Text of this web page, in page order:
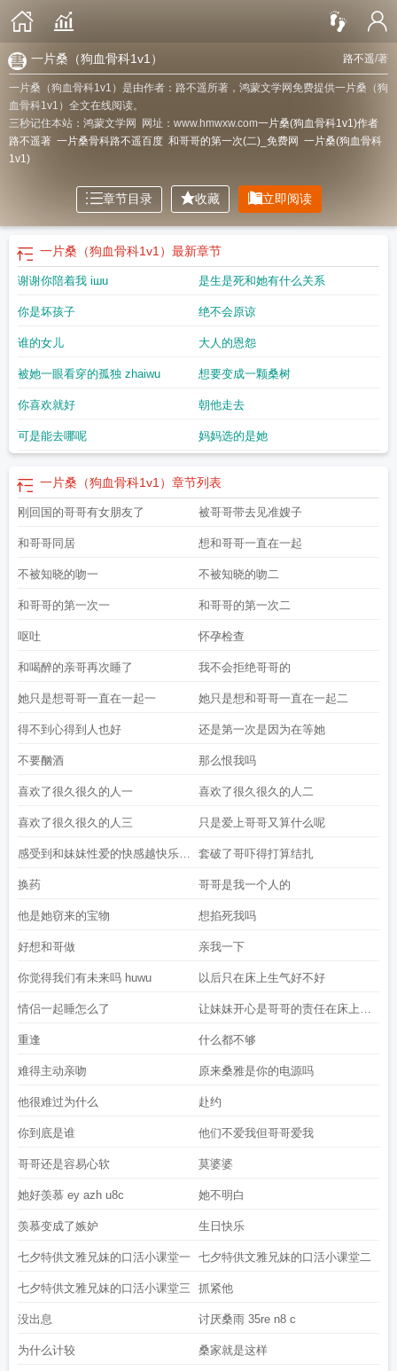
路不遥/著
一片桑（狗血骨科1v1）
一片桑（狗血骨科1v1）是由作者：路不遥所著，鸿蒙文学网免费提供一片桑（狗
血骨科1v1）全文在线阅读。
三秒记住本站：鸿蒙文学网 网址：www.hmwxw.com一片桑(狗血骨科1v1)作者
路不遥著 一片桑骨科路不遥百度 和哥哥的第一次(二)_免费网 一片桑(狗血骨科
1v1)
章节目录 收藏 立即阅读
一片桑（狗血骨科1v1） 最新章节
谢谢你陪着我 iшu 是生是死和她有什么关系
你是坏孩子 绝不会原谅
谁的女儿 大人的恩怨
被她一眼看穿的孤独 zhaiwu 想要变成一颗桑树
你喜欢就好 朝他走去
可是能去哪呢 妈妈选的是她
一片桑（狗血骨科1v1） 章节列表
刚回国的哥哥有女朋友了 被哥哥带去见准嫂子
和哥哥同居 想和哥哥一直在一起
不被知晓的吻一 不被知晓的吻二
和哥哥的第一次一 和哥哥的第一次二
呕吐 怀孕检查
和喝醉的亲哥再次睡了 我不会拒绝哥哥的
她只是想哥哥一直在一起一 她只是想和哥哥一直在一起二
得不到心得到人也好 还是第一次是因为在等她
不要酗酒 那么恨我吗
喜欢了很久很久的人一 喜欢了很久很久的人二
喜欢了很久很久的人三 只是爱上哥哥又算什么呢
感受到和妹妹性爱的快感越快乐越
痛苦
套破了哥吓得打算结扎
换药 哥哥是我一个人的
他是她窃来的宝物 想掐死我吗
好想和哥做 亲我一下
你觉得我们有未来吗 huwu 以后只在床上生气好不好
情侣一起睡怎么了 让妹妹开心是哥哥的责任在床上开
心也是
重逢 什么都不够
难得主动亲吻 原来桑雅是你的电源吗
他很难过为什么 赴约
你到底是谁 他们不爱我但哥哥爱我
哥哥还是容易心软 莫婆婆
她好羡慕 ey azh u8c 她不明白
羡慕变成了嫉妒 生日快乐
七夕特供文雅兄妹的口活小课堂一 七夕特供文雅兄妹的口活小课堂二
七夕特供文雅兄妹的口活小课堂三 抓紧他
没出息 讨厌桑雨 35re n8 c
为什么计较 桑家就是这样